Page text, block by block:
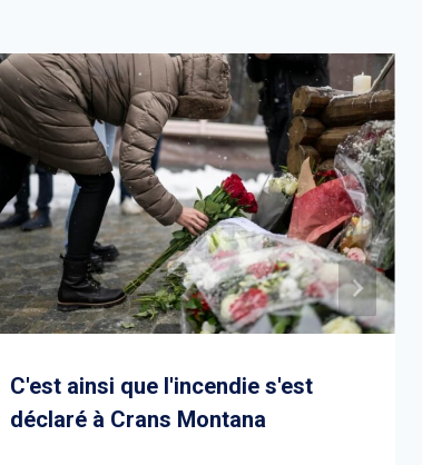
C'est ainsi que l'incendie s'est
déclaré à Crans Montana